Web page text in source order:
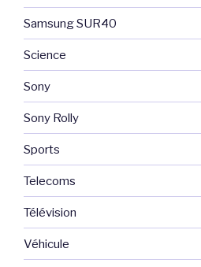
Samsung SUR40
Science
Sony
Sony Rolly
Sports
Telecoms
Télévision
Véhicule